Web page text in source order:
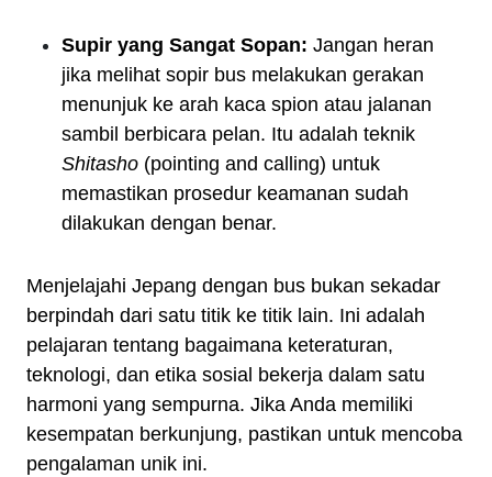
Supir yang Sangat Sopan: Jangan heran
jika melihat sopir bus melakukan gerakan
menunjuk ke arah kaca spion atau jalanan
sambil berbicara pelan. Itu adalah teknik
Shitasho (pointing and calling) untuk
memastikan prosedur keamanan sudah
dilakukan dengan benar.
Menjelajahi Jepang dengan bus bukan sekadar
berpindah dari satu titik ke titik lain. Ini adalah
pelajaran tentang bagaimana keteraturan,
teknologi, dan etika sosial bekerja dalam satu
harmoni yang sempurna. Jika Anda memiliki
kesempatan berkunjung, pastikan untuk mencoba
pengalaman unik ini.